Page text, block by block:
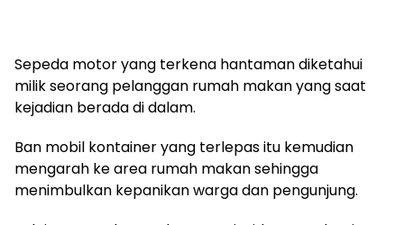
Sepeda motor yang terkena hantaman diketahui
milik seorang pelanggan rumah makan yang saat
kejadian berada di dalam.
Ban mobil kontainer yang terlepas itu kemudian
mengarah ke area rumah makan sehingga
menimbulkan kepanikan warga dan pengunjung.